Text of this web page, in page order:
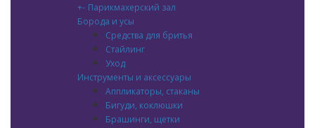
+- Парикмахерский зал
Борода и усы
Средства для бритья
Стайлинг
Уход
Инструменты и аксессуары
Аппликаторы, стаканы
Бигуди, коклюшки
Брашинги, щетки